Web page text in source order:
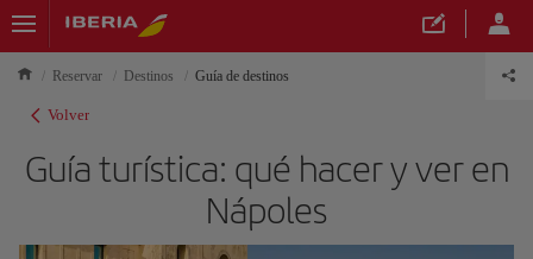
Reservar Destinos Guía de destinos
Volver
Guía turística: qué hacer y ver en
Nápoles